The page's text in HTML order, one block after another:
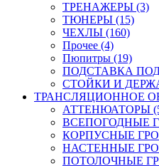
ТРЕНАЖЕРЫ (3)
ТЮНЕРЫ (15)
ЧЕХЛЫ (160)
Прочее (4)
Пюпитры (19)
ПОДСТАВКА
СТОЙКИ И
ТРАНСЛЯЦИОННОЕ
АТТЕНЮАТОРЫ
ВСЕПОГОДНЫЕ
КОРПУСНЫЕ
НАСТЕННЫЕ
ПОТОЛОЧНЫЕ